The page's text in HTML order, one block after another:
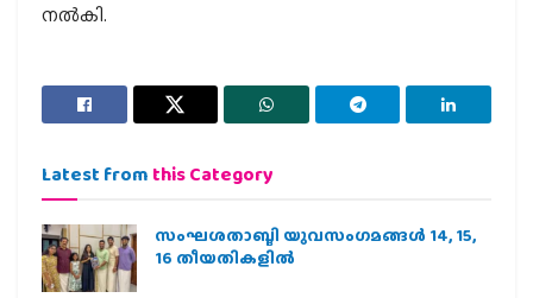
നൽകി.
Latest from this Category
സംഘശതാബ്ദി യുവസംഗമങ്ങള്‍ 14, 15,
16 തീയതികളില്‍